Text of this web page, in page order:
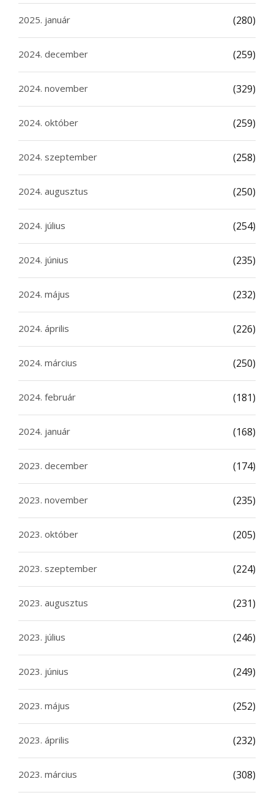
2025. január (280)
2024. december (259)
2024. november (329)
2024. október (259)
2024. szeptember (258)
2024. augusztus (250)
2024. július (254)
2024. június (235)
2024. május (232)
2024. április (226)
2024. március (250)
2024. február (181)
2024. január (168)
2023. december (174)
2023. november (235)
2023. október (205)
2023. szeptember (224)
2023. augusztus (231)
2023. július (246)
2023. június (249)
2023. május (252)
2023. április (232)
2023. március (308)